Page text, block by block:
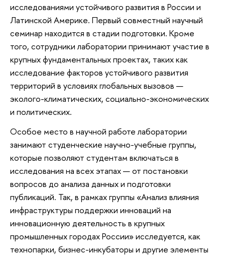
исследованиями устойчивого развития в России и
Латинской Америке. Первый совместный научный
семинар находится в стадии подготовки. Кроме
того, сотрудники лаборатории принимают участие в
крупных фундаментальных проектах, таких как
исследование факторов устойчивого развития
территорий в условиях глобальных вызовов —
эколого-климатических, социально-экономических
и политических.
Особое место в научной работе лаборатории
занимают студенческие научно-учебные группы,
которые позволяют студентам включаться в
исследования на всех этапах — от постановки
вопросов до анализа данных и подготовки
публикаций. Так, в рамках группы «Анализ влияния
инфраструктуры поддержки инноваций на
инновационную деятельность в крупных
промышленных городах России» исследуется, как
технопарки, бизнес-инкубаторы и другие элементы